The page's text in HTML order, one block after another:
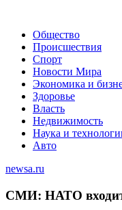
Общество
Происшествия
Спорт
Новости Мира
Экономика и
Здоровье
Власть
Недвижимость
Наука и
Авто
newsa.ru
СМИ: НАТО входит